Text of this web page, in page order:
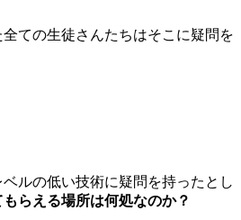
ての生徒さんたちはそこに疑問を
ルの低い技術に疑問を持ったとし
らえる場所は何処なのか？